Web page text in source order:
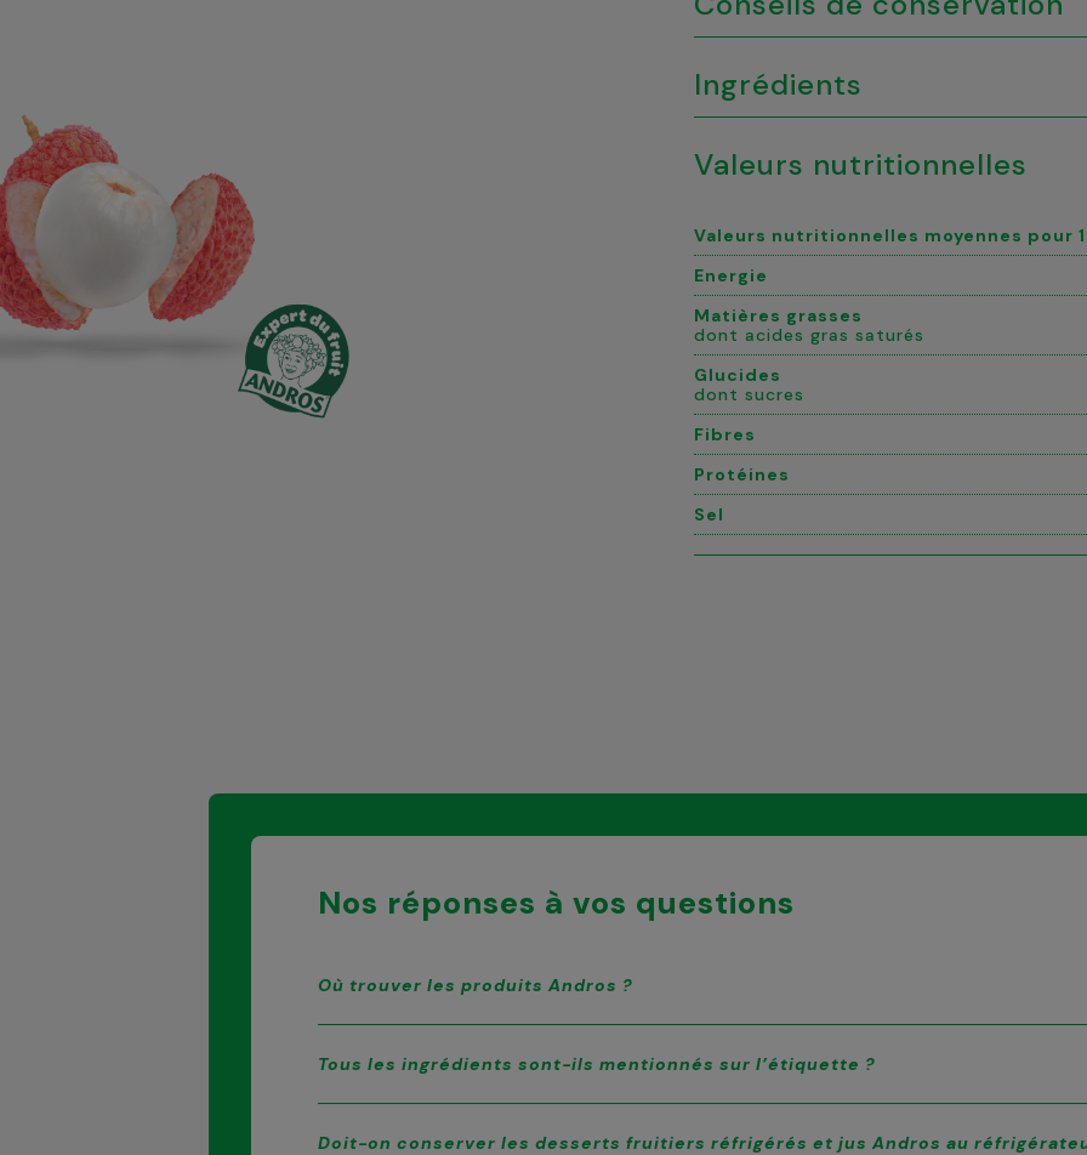
Ingrédients
Valeurs nutritionnelles
Valeurs nutritionnelles moyennes pour
Energie
Matières grasses
dont acides gras saturés
Glucides
dont sucres
Fibres
Protéines
Sel
Nos réponses à vos questions
Où trouver les produits Andros ?
Tous les ingrédients sont-ils mentionnés sur l’étiquette ?
Doit-on conserver les desserts fruitiers réfrigérés et jus Andros au